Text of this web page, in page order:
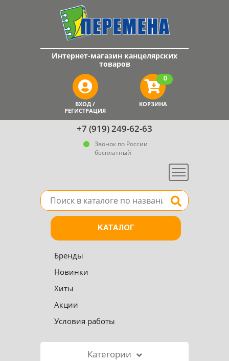
+7 (919) 249-62-63
Звонок по России
бесплатный
Меню
Интернет-магазин канцелярских
товаров
ВХОД /
РЕГИСТРАЦИЯ
КОРЗИНА
0
Поле для поиска товара в каталоге Найти
КАТАЛОГ
Бренды
Новинки
Хиты
Акции
Условия работы
Категории